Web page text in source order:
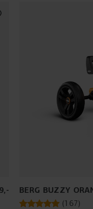
skelter? Bekijk dan
,- BERG BUZZY
(167)